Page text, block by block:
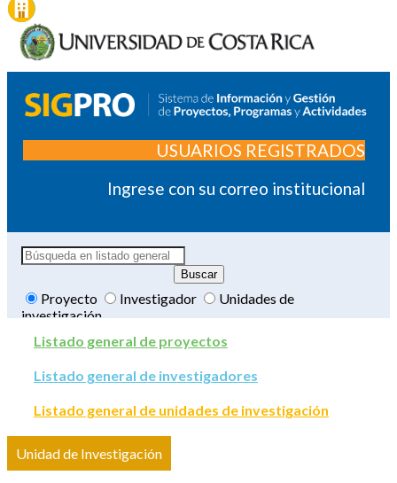
USUARIOS REGISTRADOS
Ingrese con su correo institucional
Proyecto Investigador
Unidades de
investigación
Listado general de proyectos
Listado general de investigadores
Listado general de unidades de investigación
Unidad de Investigación